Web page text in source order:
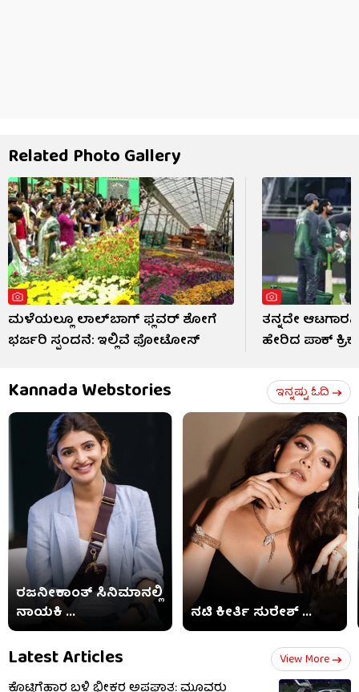
Related Photo Gallery
ಮಳೆಯಲ್ಲೂ ಲಾಲ್‌ಬಾಗ್ ಫ್ಲವರ್ ಶೋಗೆ
ಭರ್ಜರಿ ಸ್ಪಂದನೆ: ಇಲ್ಲಿವೆ ಫೋಟೋಸ್​
ತನ್ನದೇ
ಹೇರಿದ ಪಾಕ್
Kannada Webstories ಇನ್ನಷ್ಟು ಓದಿ
ರಜನೀಕಾಂತ್ ಸಿನಿಮಾನಲ್ಲಿ
ನಾಯಕಿ ...
ನಟಿ ಕೀರ್ತಿ ಸುರೇಶ್ ...
Latest Articles View More